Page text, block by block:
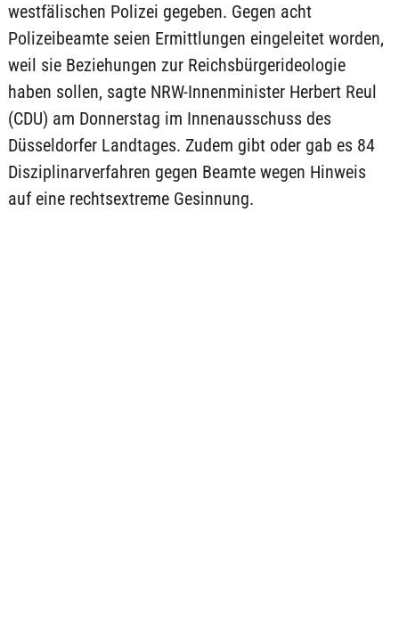
westfälischen Polizei gegeben. Gegen acht
Polizeibeamte seien Ermittlungen eingeleitet worden,
weil sie Beziehungen zur Reichsbürgerideologie
haben sollen, sagte NRW-Innenminister Herbert Reul
(CDU) am Donnerstag im Innenausschuss des
Düsseldorfer Landtages. Zudem gibt oder gab es 84
Disziplinarverfahren gegen Beamte wegen Hinweis
auf eine rechtsextreme Gesinnung.